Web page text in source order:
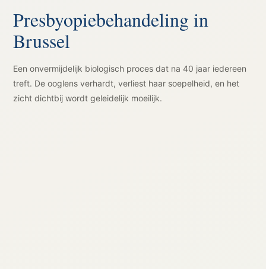
Presbyopiebehandeling in
Brussel
Een onvermijdelijk biologisch proces dat na 40 jaar iedereen
treft. De ooglens verhardt, verliest haar soepelheid, en het
zicht dichtbij wordt geleidelijk moeilijk.